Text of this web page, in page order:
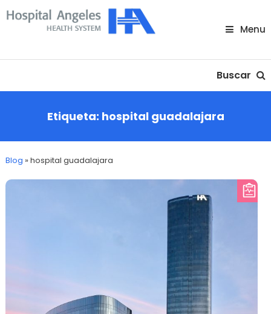
Skip
To
Menu
Buscar
Etiqueta: hospital guadalajara
Blog »hospital guadalajara